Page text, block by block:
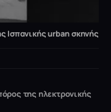
Ισπανικής urban σκηνής
της ηλεκτρονικής